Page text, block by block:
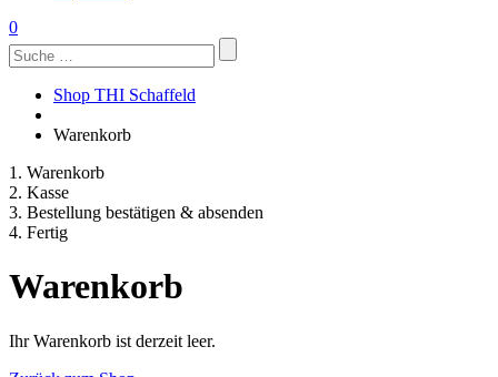
0
Suchen
nach:
Shop THI Schaffeld
Warenkorb
1. Warenkorb
2. Kasse
3. Bestellung bestätigen & absenden
4. Fertig
Warenkorb
Ihr Warenkorb ist derzeit leer.